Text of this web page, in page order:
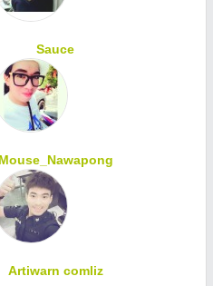
Sauce
Mouse_Nawapong
Artiwarn comliz